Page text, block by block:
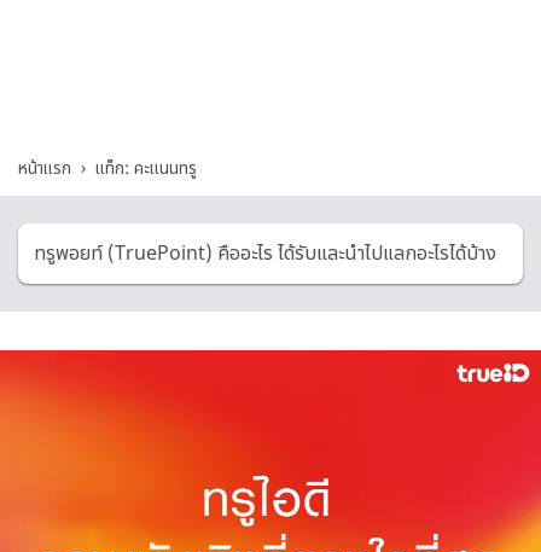
หน้าแรก แท็ก: คะแนนทรู
ทรูพอยท์ (TruePoint) คืออะไร ได้รับและนำไปแลกอะไรได้บ้าง